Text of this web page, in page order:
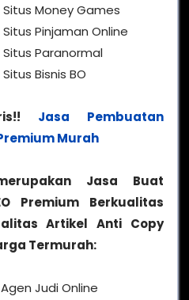
Money Games
Pinjaman Online
Paranormal
Bisnis BO
Jasa Pembuatan
Murah
Jasa Buat
Premium Berkualitas
Artikel Anti Copy
Termurah:
Judi Online